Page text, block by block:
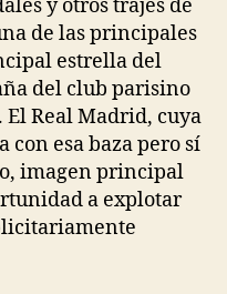
y otros trajes de
de las principales
estrella del
del club parisino
Real Madrid, cuya
con esa baza pero sí
imagen principal
a explotar